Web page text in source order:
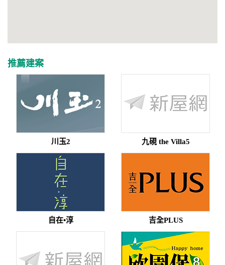
推薦建案
川玉2 九硯 the Villa5
自在•淳 吉全PLUS